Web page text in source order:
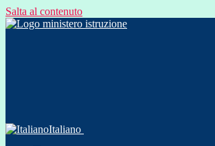
Salta al contenuto
Italiano